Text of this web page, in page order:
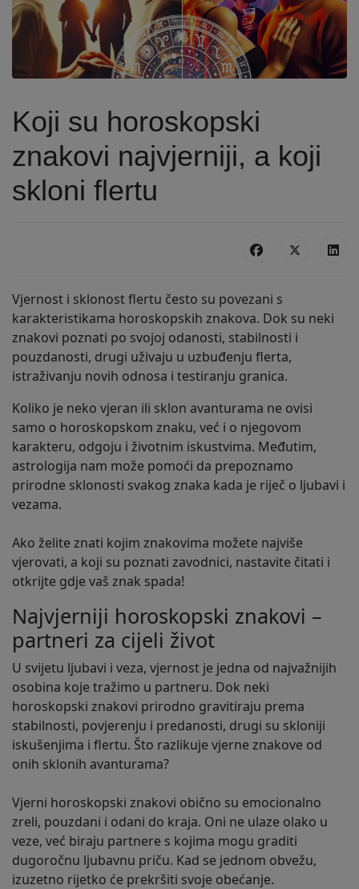
Koji su horoskopski
znakovi najvjerniji, a koji
skloni flertu
Vjernost i sklonost flertu često su povezani s
karakteristikama horoskopskih znakova. Dok su neki
znakovi poznati po svojoj odanosti, stabilnosti i
pouzdanosti, drugi uživaju u uzbuđenju flerta,
istraživanju novih odnosa i testiranju granica.
Koliko je neko vjeran ili sklon avanturama ne ovisi
samo o horoskopskom znaku, već i o njegovom
karakteru, odgoju i životnim iskustvima. Međutim,
astrologija nam može pomoći da prepoznamo
prirodne sklonosti svakog znaka kada je riječ o ljubavi i
vezama.
Ako želite znati kojim znakovima možete najviše
vjerovati, a koji su poznati zavodnici, nastavite čitati i
otkrijte gdje vaš znak spada!
Najvjerniji horoskopski znakovi –
partneri za cijeli život
U svijetu ljubavi i veza, vjernost je jedna od najvažnijih
osobina koje tražimo u partneru. Dok neki
horoskopski znakovi prirodno gravitiraju prema
stabilnosti, povjerenju i predanosti, drugi su skloniji
iskušenjima i flertu. Što razlikuje vjerne znakove od
onih sklonih avanturama?
Vjerni horoskopski znakovi obično su emocionalno
zreli, pouzdani i odani do kraja. Oni ne ulaze olako u
veze, već biraju partnere s kojima mogu graditi
dugoročnu ljubavnu priču. Kad se jednom obvežu,
izuzetno rijetko će prekršiti svoje obećanje.